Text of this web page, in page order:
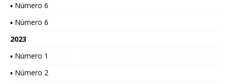
▪ Número 6
▪ Número 6
2023
▪ Número 1
▪ Número 2